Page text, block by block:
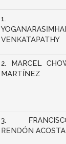
1.
VENKATAPATHY
2. MARCEL
MARTÍNEZ
3.
RENDÓN ACOSTA